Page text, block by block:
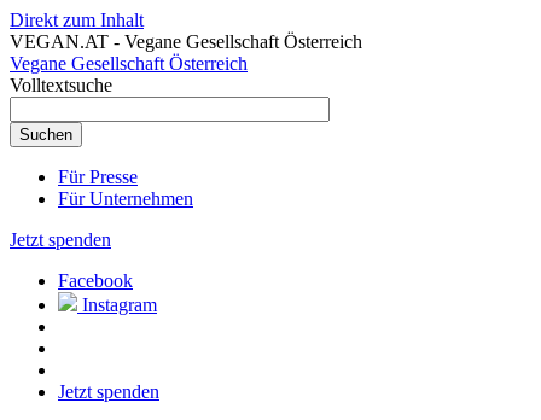
Direkt zum Inhalt
VEGAN.AT - Vegane Gesellschaft Österreich
Vegane Gesellschaft Österreich
Volltextsuche
Für Presse
Für Unternehmen
Jetzt spenden
Facebook
Instagram
Jetzt spenden